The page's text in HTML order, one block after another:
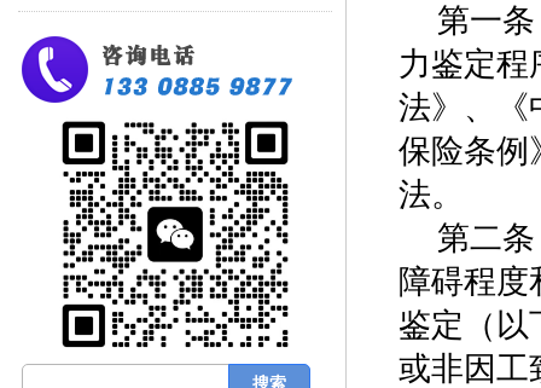
第一
力鉴定程
法》、《
保险条例
法。
第二
障碍程
鉴定（以
或非因工